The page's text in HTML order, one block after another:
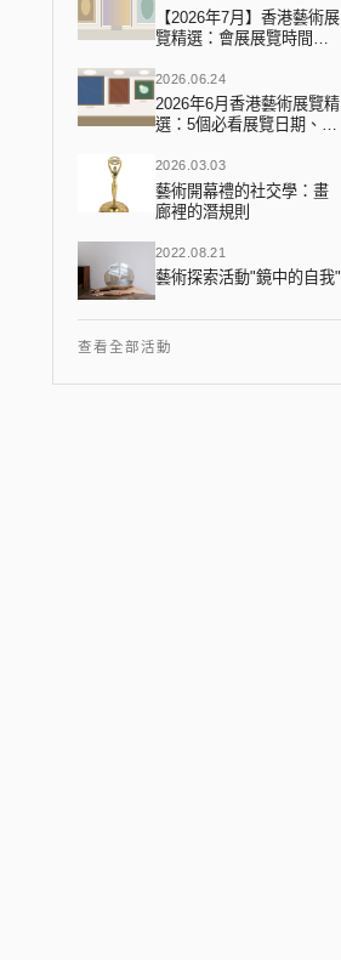
【2026年7月】香港藝術展
覽精選：會展展覽時間表
2026.06.24
2026年6月香港藝術展覽精
選：5個必看展覽日期、地
2026.03.03
藝術開幕禮的社交學：畫
廊裡的潛規則
2022.08.21
藝術探索活動"鏡中的自我"
查看全部活動